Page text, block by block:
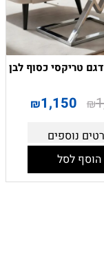
טריקסי כסוף לבן
₪
₪1,150
נוספים
הוסף לסל